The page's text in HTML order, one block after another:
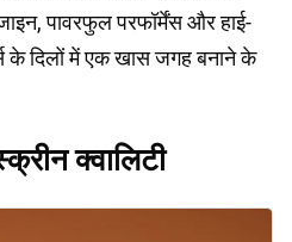
पावरफुल परफॉर्मेंस और हाई-
के दिलों में एक खास जगह बनाने के
क्वालिटी